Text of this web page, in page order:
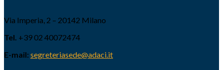
Via Imperia, 2 – 20142 Milano
Tel. +39 02 40072474
E-mail: segreteriasede@adaci.it